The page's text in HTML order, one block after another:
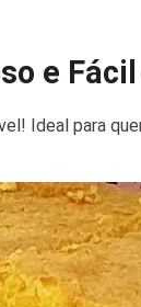
e
Ideal para